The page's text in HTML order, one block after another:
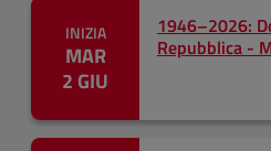
INIZIA
MAR
2 GIU
1946–2026:
Repubblica -